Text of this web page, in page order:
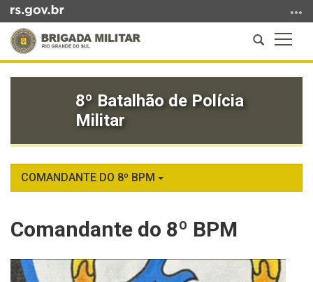
para
conteúdo
busca
a
Abrir
a
busca
8º Batalhão de Polícia
Militar
COMANDANTE DO 8º BPM
Comandante do 8º BPM